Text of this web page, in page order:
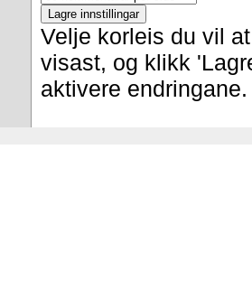
Velje korleis du vil
visast, og klikk
aktivere endringane.